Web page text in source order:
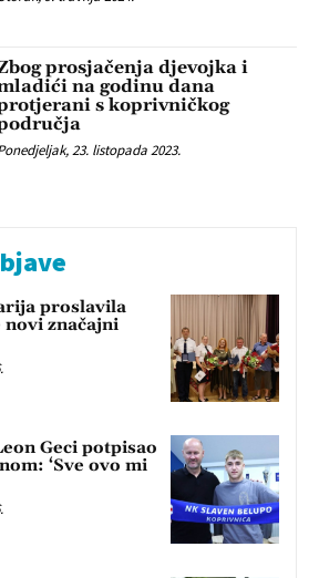
prosjačenja djevojka i
na godinu dana
s koprivničkog
23. listopada 2023.
proslavila
novi značajni
Geci potpisao
‘Sve ovo mi